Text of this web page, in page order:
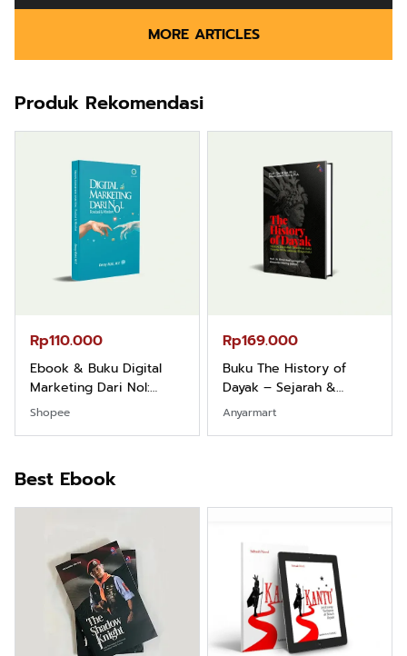
MORE ARTICLES
Produk Rekomendasi
Rp110.000
Ebook & Buku Digital
Marketing Dari Nol:
Fondasi & Mindset untuk
Shopee
Rp169.000
Buku The History of
Dayak – Sejarah &
Identitas Borneo Asli
Anyarmart
Best Ebook